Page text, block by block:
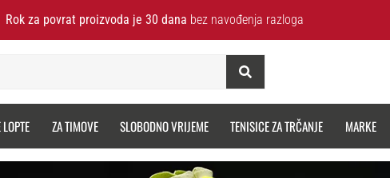
Rok za povrat proizvoda je 30 dana bez navođenja razloga
ZA TIMOVE SLOBODNO VRIJEME TENISICE ZA TRČANJE MARKE